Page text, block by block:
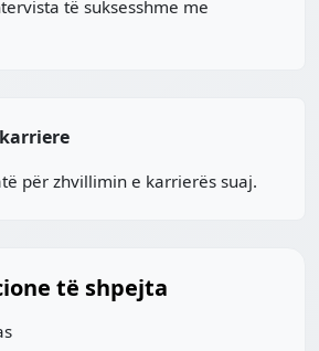
të suksesshme me
për zhvillimin e karrierës suaj.
të shpejta